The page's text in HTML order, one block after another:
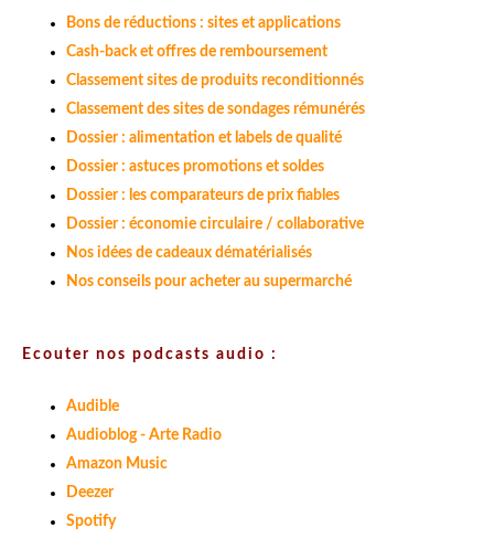
Bons de réductions : sites et applications
Cash-back et offres de remboursement
Classement sites de produits reconditionnés
Classement des sites de sondages rémunérés
Dossier : alimentation et labels de qualité
Dossier : astuces promotions et soldes
Dossier : les comparateurs de prix fiables
Dossier : économie circulaire / collaborative
Nos idées de cadeaux dématérialisés
Nos conseils pour acheter au supermarché
Ecouter nos podcasts audio :
Audible
Audioblog - Arte Radio
Amazon Music
Deezer
Spotify